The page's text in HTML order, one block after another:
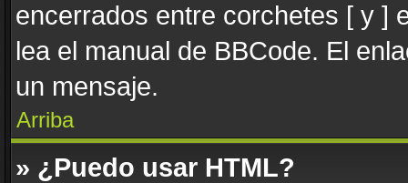
encerrados entre corchetes [ y ]
lea el manual de BBCode. El
un mensaje.
Arriba
» ¿Puedo usar HTML?